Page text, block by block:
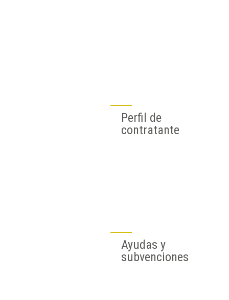
Perfil de
contratante
Ayudas y
subvenciones